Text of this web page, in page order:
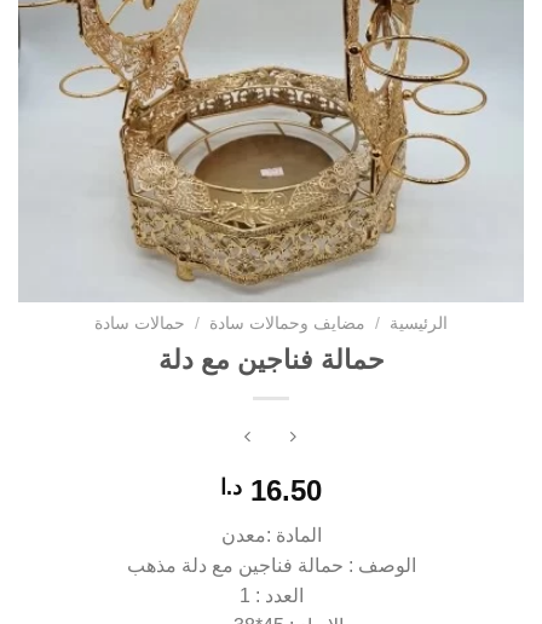
الرئيسية / مضايف وحمالات سادة / حمالات سادة
حمالة فناجين مع دلة
16.50 د.ا
المادة :معدن
الوصف : حمالة فناجين مع دلة مذهب
العدد : 1